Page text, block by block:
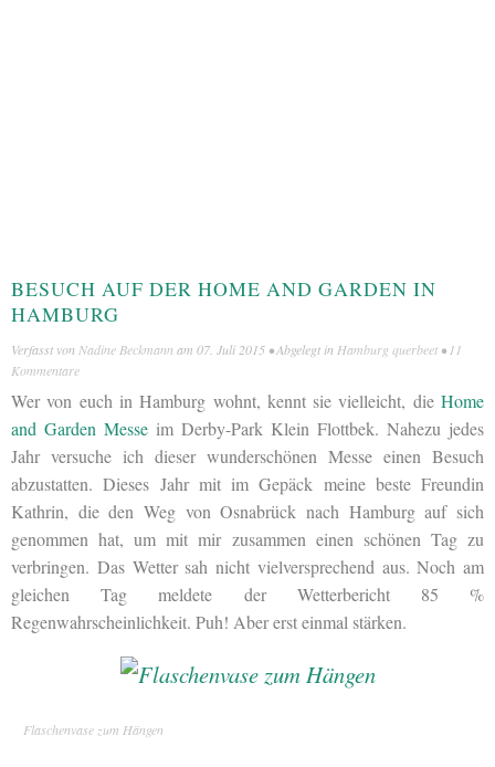
BESUCH AUF DER HOME AND GARDEN IN
HAMBURG
Verfasst von Nadine Beckmann am 07. Juli 2015 • Abgelegt in Hamburg querbeet • 11
Kommentare
Wer von euch in Hamburg wohnt, kennt sie vielleicht, die Home
and Garden Messe im Derby-Park Klein Flottbek. Nahezu jedes
Jahr versuche ich dieser wunderschönen Messe einen Besuch
abzustatten. Dieses Jahr mit im Gepäck meine beste Freundin
Kathrin, die den Weg von Osnabrück nach Hamburg auf sich
genommen hat, um mit mir zusammen einen schönen Tag zu
verbringen. Das Wetter sah nicht vielversprechend aus. Noch am
gleichen Tag meldete der Wetterbericht 85 %
Regenwahrscheinlichkeit. Puh! Aber erst einmal stärken.
Flaschenvase zum Hängen